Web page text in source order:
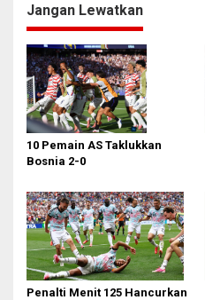
a
s
i
p
o
s
Jangan Lewatkan
10 Pemain AS Taklukkan
Bosnia 2-0
Penalti Menit 125 Hancurkan